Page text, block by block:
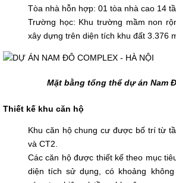
Tòa nhà hỗn hợp: 01 tòa nhà cao 14
Trường học: Khu trường mầm non
xây dựng trên diện tích khu đất 3.376
Mặt bằng tổng thể dự án Nam
Thiết kế khu căn hộ
Khu căn hộ chung cư được bố trí từ
và CT2.
Các căn hộ được thiết kế theo mục
diện tích sử dụng, có khoảng